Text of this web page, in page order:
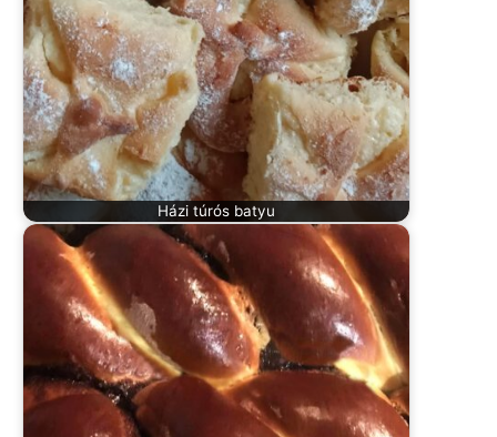
Házi túrós batyu